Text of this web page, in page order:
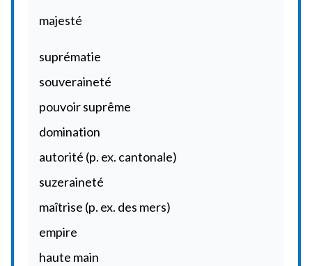
majesté
suprématie
souveraineté
pouvoir suprême
domination
autorité (p. ex. cantonale)
suzeraineté
maîtrise (p. ex. des mers)
empire
haute main